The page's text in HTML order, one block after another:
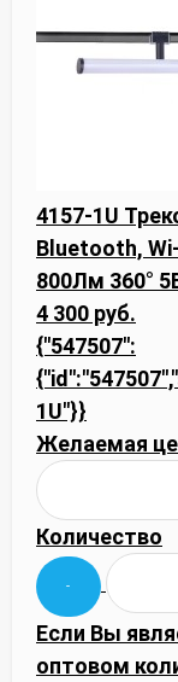
4157-1U
Bluetooth,
800Лм 360°
4 300 руб.
{"547507":
1U"}}
Желаемая
Количество
Если Вы
оптовом